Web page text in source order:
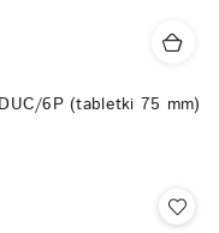
6P (tabletki 75 mm)